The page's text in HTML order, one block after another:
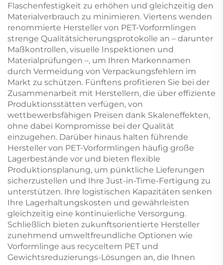
Flaschenfestigkeit zu erhöhen und gleichzeitig den
Materialverbrauch zu minimieren. Viertens wenden
renommierte Hersteller von PET-Vorformlingen
strenge Qualitätsicherungsprotokolle an – darunter
Maßkontrollen, visuelle Inspektionen und
Materialprüfungen –, um Ihren Markennamen
durch Vermeidung von Verpackungsfehlern im
Markt zu schützen. Fünftens profitieren Sie bei der
Zusammenarbeit mit Herstellern, die über effiziente
Produktionsstätten verfügen, von
wettbewerbsfähigen Preisen dank Skaleneffekten,
ohne dabei Kompromisse bei der Qualität
einzugehen. Darüber hinaus halten führende
Hersteller von PET-Vorformlingen häufig große
Lagerbestände vor und bieten flexible
Produktionsplanung, um pünktliche Lieferungen
sicherzustellen und Ihre Just-in-Time-Fertigung zu
unterstützen. Ihre logistischen Kapazitäten senken
Ihre Lagerhaltungskosten und gewährleisten
gleichzeitig eine kontinuierliche Versorgung.
Schließlich bieten zukunftsorientierte Hersteller
zunehmend umweltfreundliche Optionen wie
Vorformlinge aus recyceltem PET und
Gewichtsreduzierungs-Lösungen an, die Ihnen